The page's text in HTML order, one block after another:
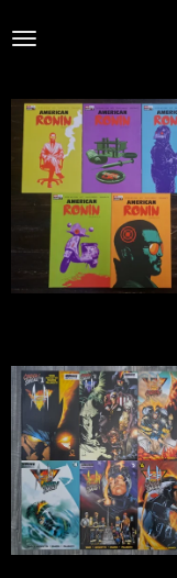
direct
de
hoofdinhoud